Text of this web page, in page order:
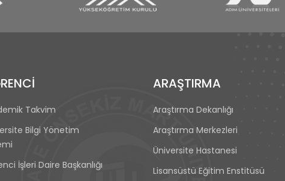
Takvim
Bilgi Yönetim
İşleri Daire Başkanlığı
ARAŞTIRMA
Araştırma Dekanlığı
Araştırma Merkezleri
Üniversite Hastanesi
Lisansüstü Eğitim Enstitüsü